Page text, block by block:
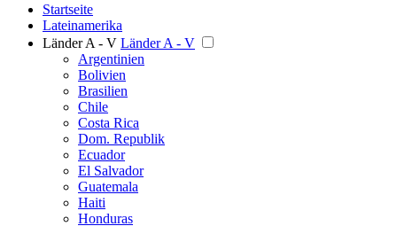
Startseite
Lateinamerika
Länder A - V Länder A - V
Argentinien
Bolivien
Brasilien
Chile
Costa Rica
Dom. Republik
Ecuador
El Salvador
Guatemala
Haiti
Honduras